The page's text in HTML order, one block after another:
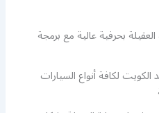
بحرفية عالية مع برمجة
لكافة أنواع السيارات